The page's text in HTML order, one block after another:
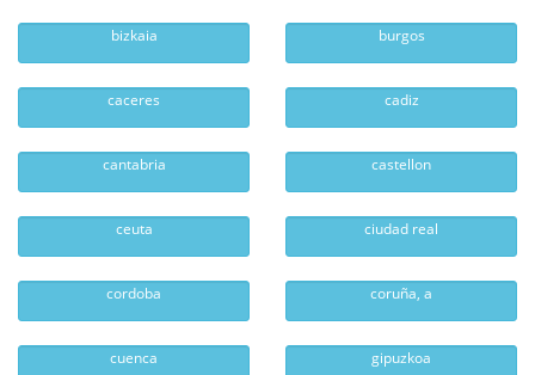
bizkaia burgos
caceres cadiz
cantabria castellon
ceuta ciudad real
cordoba coruña, a
cuenca gipuzkoa